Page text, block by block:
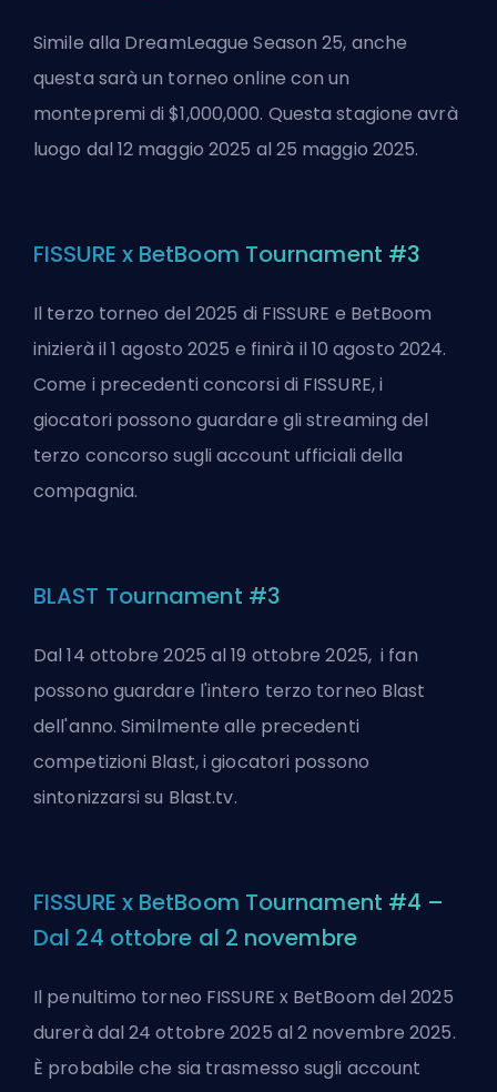
Simile alla DreamLeague Season 25, anche
questa sarà un torneo online con un
montepremi di $1,000,000. Questa stagione avrà
luogo dal 12 maggio 2025 al 25 maggio 2025.
FISSURE x BetBoom Tournament #3
Il terzo torneo del 2025 di FISSURE e BetBoom
inizierà il 1 agosto 2025 e finirà il 10 agosto 2024.
Come i precedenti concorsi di FISSURE, i
giocatori possono guardare gli streaming del
terzo concorso sugli account ufficiali della
compagnia.
BLAST Tournament #3
Dal 14 ottobre 2025 al 19 ottobre 2025, i fan
possono guardare l'intero terzo torneo Blast
dell'anno. Similmente alle precedenti
competizioni Blast, i giocatori possono
sintonizzarsi su Blast.tv.
FISSURE x BetBoom Tournament #4 –
Dal 24 ottobre al 2 novembre
Il penultimo torneo FISSURE x BetBoom del 2025
durerà dal 24 ottobre 2025 al 2 novembre 2025.
È probabile che sia trasmesso sugli account